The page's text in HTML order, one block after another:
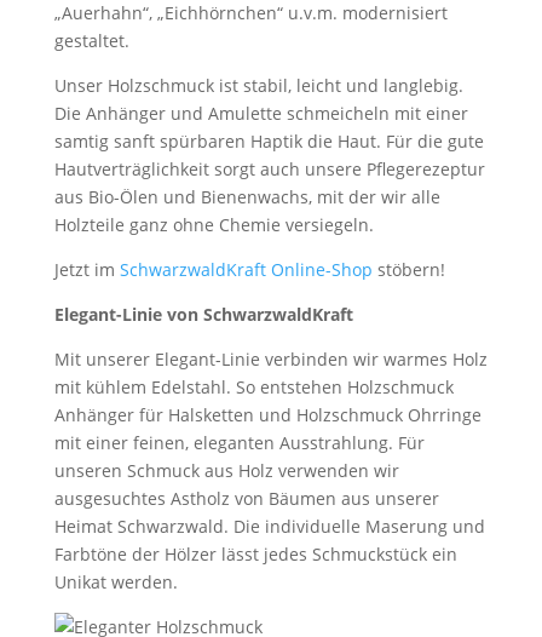
„Auerhahn“, „Eichhörnchen“ u.v.m. modernisiert
gestaltet.
Unser Holzschmuck ist stabil, leicht und langlebig.
Die Anhänger und Amulette schmeicheln mit einer
samtig sanft spürbaren Haptik die Haut. Für die gute
Hautverträglichkeit sorgt auch unsere Pflegerezeptur
aus Bio-Ölen und Bienenwachs, mit der wir alle
Holzteile ganz ohne Chemie versiegeln.
Jetzt im SchwarzwaldKraft Online-Shop stöbern!
Elegant-Linie von SchwarzwaldKraft
Mit unserer Elegant-Linie verbinden wir warmes Holz
mit kühlem Edelstahl. So entstehen Holzschmuck
Anhänger für Halsketten und Holzschmuck Ohrringe
mit einer feinen, eleganten Ausstrahlung. Für
unseren Schmuck aus Holz verwenden wir
ausgesuchtes Astholz von Bäumen aus unserer
Heimat Schwarzwald. Die individuelle Maserung und
Farbtöne der Hölzer lässt jedes Schmuckstück ein
Unikat werden.